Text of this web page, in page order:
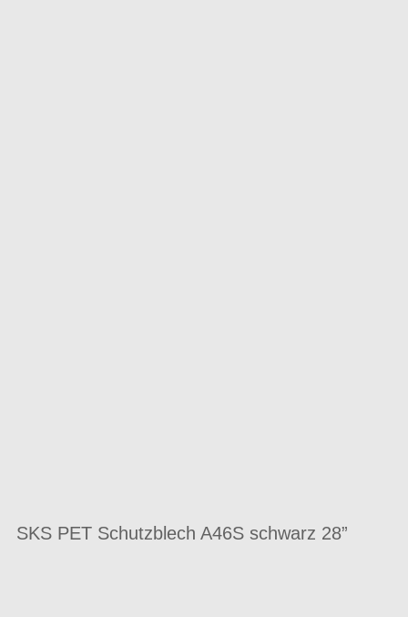
SKS PET Schutzblech A46S schwarz 28”